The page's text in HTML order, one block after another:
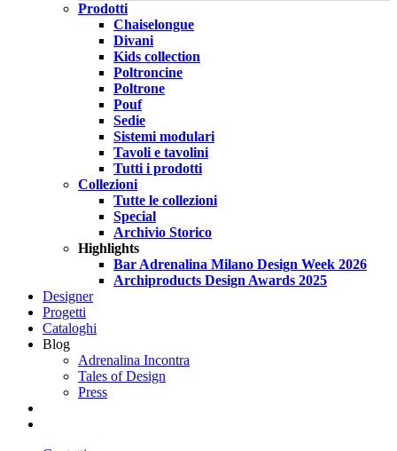
Prodotti
Chaiselongue
Divani
Kids collection
Poltroncine
Poltrone
Pouf
Sedie
Sistemi modulari
Tavoli e tavolini
Tutti i prodotti
Collezioni
Tutte le collezioni
Special
Archivio Storico
Highlights
Bar Adrenalina Milano Design Week 2026
Archiproducts Design Awards 2025
Designer
Progetti
Cataloghi
Blog
Adrenalina Incontra
Tales of Design
Press